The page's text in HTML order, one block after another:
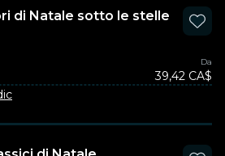
di Natale sotto le stelle
Da
39,42 CA$